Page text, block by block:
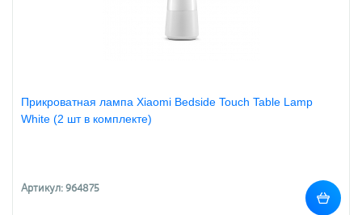
Прикроватная лампа Xiaomi Bedside Touch Table Lamp
White (2 шт в комплекте)
Артикул: 964875